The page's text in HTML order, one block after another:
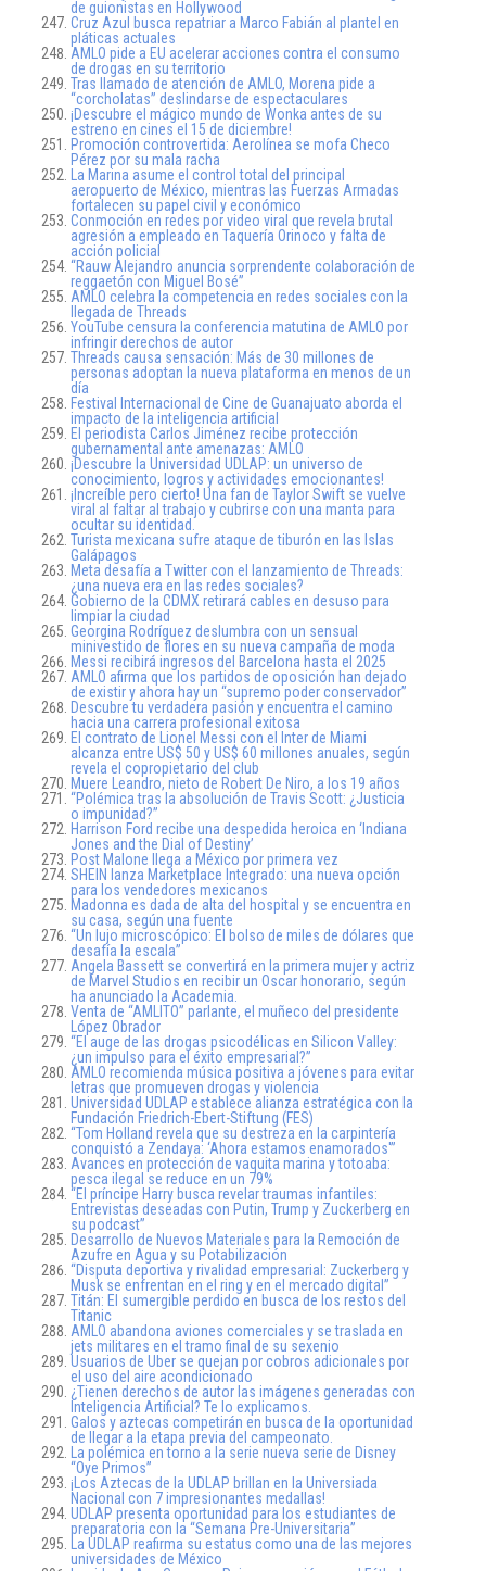
de guionistas en Hollywood
Cruz Azul busca repatriar a Marco Fabián al plantel en
pláticas actuales
AMLO pide a EU acelerar acciones contra el consumo
de drogas en su territorio
Tras llamado de atención de AMLO, Morena pide a
“corcholatas” deslindarse de espectaculares
¡Descubre el mágico mundo de Wonka antes de su
estreno en cines el 15 de diciembre!
Promoción controvertida: Aerolínea se mofa Checo
Pérez por su mala racha
La Marina asume el control total del principal
aeropuerto de México, mientras las Fuerzas Armadas
fortalecen su papel civil y económico
Conmoción en redes por video viral que revela brutal
agresión a empleado en Taquería Orinoco y falta de
acción policial
“Rauw Alejandro anuncia sorprendente colaboración de
reggaetón con Miguel Bosé”
AMLO celebra la competencia en redes sociales con la
llegada de Threads
YouTube censura la conferencia matutina de AMLO por
infringir derechos de autor
Threads causa sensación: Más de 30 millones de
personas adoptan la nueva plataforma en menos de un
día
Festival Internacional de Cine de Guanajuato aborda el
impacto de la inteligencia artificial
El periodista Carlos Jiménez recibe protección
gubernamental ante amenazas: AMLO
¡Descubre la Universidad UDLAP: un universo de
conocimiento, logros y actividades emocionantes!
¡Increíble pero cierto! Una fan de Taylor Swift se vuelve
viral al faltar al trabajo y cubrirse con una manta para
ocultar su identidad.
Turista mexicana sufre ataque de tiburón en las Islas
Galápagos
Meta desafía a Twitter con el lanzamiento de Threads:
¿una nueva era en las redes sociales?
Gobierno de la CDMX retirará cables en desuso para
limpiar la ciudad
Georgina Rodríguez deslumbra con un sensual
minivestido de flores en su nueva campaña de moda
Messi recibirá ingresos del Barcelona hasta el 2025
AMLO afirma que los partidos de oposición han dejado
de existir y ahora hay un “supremo poder conservador”
Descubre tu verdadera pasión y encuentra el camino
hacia una carrera profesional exitosa
El contrato de Lionel Messi con el Inter de Miami
alcanza entre US$ 50 y US$ 60 millones anuales, según
revela el copropietario del club
Muere Leandro, nieto de Robert De Niro, a los 19 años
“Polémica tras la absolución de Travis Scott: ¿Justicia
o impunidad?”
Harrison Ford recibe una despedida heroica en ‘Indiana
Jones and the Dial of Destiny’
Post Malone llega a México por primera vez
SHEIN lanza Marketplace Integrado: una nueva opción
para los vendedores mexicanos
Madonna es dada de alta del hospital y se encuentra en
su casa, según una fuente
“Un lujo microscópico: El bolso de miles de dólares que
desafía la escala”
Angela Bassett se convertirá en la primera mujer y actriz
de Marvel Studios en recibir un Oscar honorario, según
ha anunciado la Academia.
Venta de “AMLITO” parlante, el muñeco del presidente
López Obrador
“El auge de las drogas psicodélicas en Silicon Valley:
¿un impulso para el éxito empresarial?”
AMLO recomienda música positiva a jóvenes para evitar
letras que promueven drogas y violencia
Universidad UDLAP establece alianza estratégica con la
Fundación Friedrich-Ebert-Stiftung (FES)
“Tom Holland revela que su destreza en la carpintería
conquistó a Zendaya: ‘Ahora estamos enamorados'”
Avances en protección de vaquita marina y totoaba:
pesca ilegal se reduce en un 79%
“El príncipe Harry busca revelar traumas infantiles:
Entrevistas deseadas con Putin, Trump y Zuckerberg en
su podcast”
Desarrollo de Nuevos Materiales para la Remoción de
Azufre en Agua y su Potabilización
“Disputa deportiva y rivalidad empresarial: Zuckerberg y
Musk se enfrentan en el ring y en el mercado digital”
Titán: El sumergible perdido en busca de los restos del
Titanic
AMLO abandona aviones comerciales y se traslada en
jets militares en el tramo final de su sexenio
Usuarios de Uber se quejan por cobros adicionales por
el uso del aire acondicionado
¿Tienen derechos de autor las imágenes generadas con
Inteligencia Artificial? Te lo explicamos.
Galos y aztecas competirán en busca de la oportunidad
de llegar a la etapa previa del campeonato.
La polémica en torno a la serie nueva serie de Disney
“Oye Primos”
¡Los Aztecas de la UDLAP brillan en la Universiada
Nacional con 7 impresionantes medallas!
UDLAP presenta oportunidad para los estudiantes de
preparatoria con la “Semana Pre-Universitaria”
La UDLAP reafirma su estatus como una de las mejores
universidades de México